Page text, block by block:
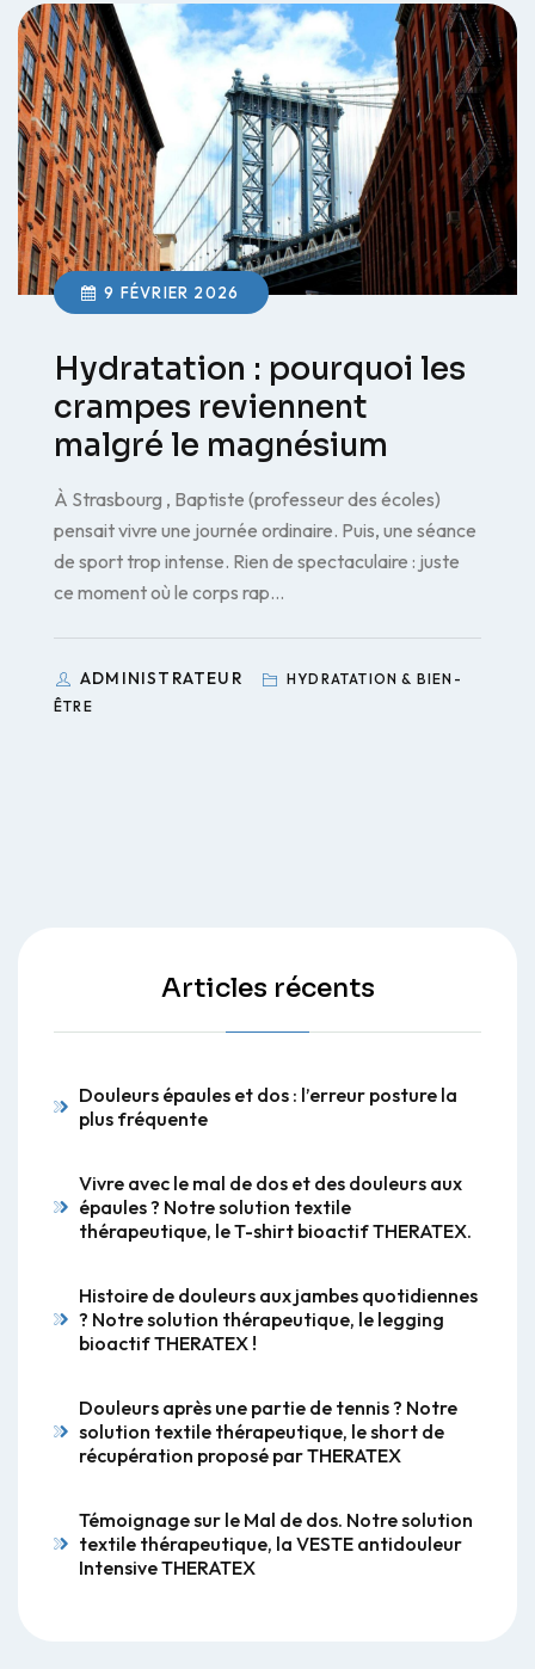
9 FÉVRIER 2026
Hydratation : pourquoi les
crampes reviennent
malgré le magnésium
À Strasbourg , Baptiste (professeur des écoles)
pensait vivre une journée ordinaire. Puis, une séance
de sport trop intense. Rien de spectaculaire : juste
ce moment où le corps rap…
ADMINISTRATEUR
HYDRATATION & BIEN-
ÊTRE
Articles récents
Douleurs épaules et dos : l’erreur posture la
plus fréquente
Vivre avec le mal de dos et des douleurs aux
épaules ? Notre solution textile
thérapeutique, le T-shirt bioactif THERATEX.
Histoire de douleurs aux jambes quotidiennes
? Notre solution thérapeutique, le legging
bioactif THERATEX !
Douleurs après une partie de tennis ? Notre
solution textile thérapeutique, le short de
récupération proposé par THERATEX
Témoignage sur le Mal de dos. Notre solution
textile thérapeutique, la VESTE antidouleur
Intensive THERATEX